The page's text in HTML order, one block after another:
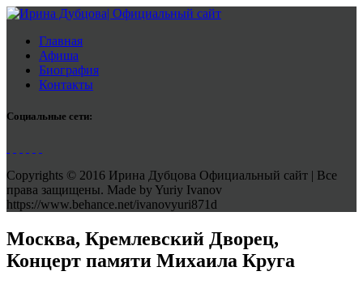
Главная
Афиша
Биография
Контакты
Социальные сети:
Copyrights © 2016 Ирина Дубцова Официальный сайт | Все
права защищены. Made by Yuriy Ivanov
https://www.behance.net/ivanovyuri871d
Москва, Кремлевский Дворец,
Концерт памяти Михаила Круга